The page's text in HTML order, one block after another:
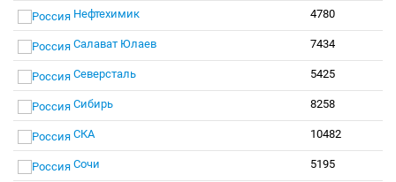
Нефтехимик 4780
Салават Юлаев 7434
Северсталь 5425
Сибирь 8258
СКА 10482
Сочи 5195